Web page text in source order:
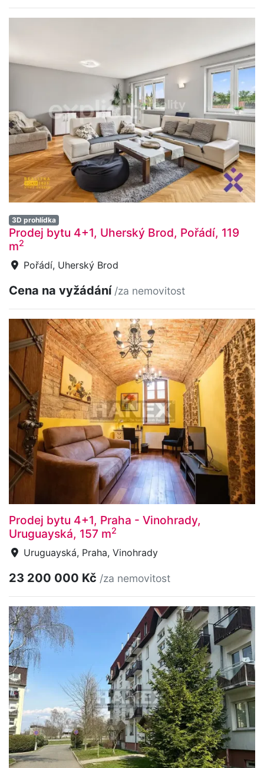
3D prohlídka
Prodej bytu 4+1, Uherský Brod, Pořádí, 119
m2
Pořádí, Uherský Brod
Cena na vyžádání /za nemovitost
Prodej bytu 4+1, Praha - Vinohrady,
Uruguayská, 157 m2
Uruguayská, Praha, Vinohrady
23 200 000 Kč /za nemovitost